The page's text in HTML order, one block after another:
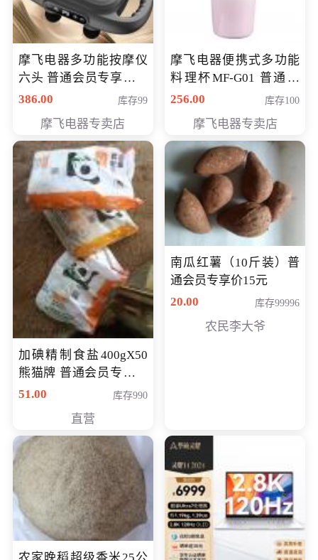
摩飞电器多功能按摩仪
六头 普通会员专享价格
199元
386.00 库存99
摩飞电器专卖店
摩飞电器便携式多功能
料理杯MF-G01 普通会
员专享价格118元
256.00 库存100
摩飞电器专卖店
加碘精制食盐400gX50
熊猫牌 普通会员专享价
格50元
51.00 库存990
直营
南瓜红薯（10斤装）普
通会员专享价15元
20.00
库存99996
农民李大爷